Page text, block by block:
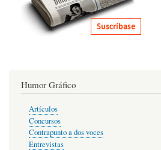
Humor Gráfico
Artículos
Concursos
Contrapunto a dos voces
Entrevistas